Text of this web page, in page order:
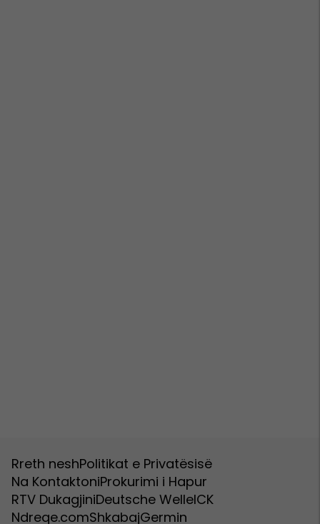
Rreth neshPolitikat e Privatësisë
Na KontaktoniProkurimi i Hapur
RTV DukagjiniDeutsche WelleICK
Ndreqe.comShkabajGermin